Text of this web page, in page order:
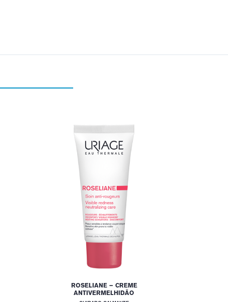
ROSELIANE – CREME
ANTIVERMELHIDÃO